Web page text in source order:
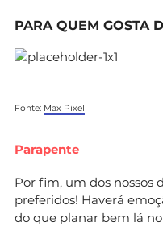
PARA QUEM GOSTA
Fonte: Max Pixel
Parapente
Por fim, um dos nossos
preferidos! Haverá
do que planar bem lá